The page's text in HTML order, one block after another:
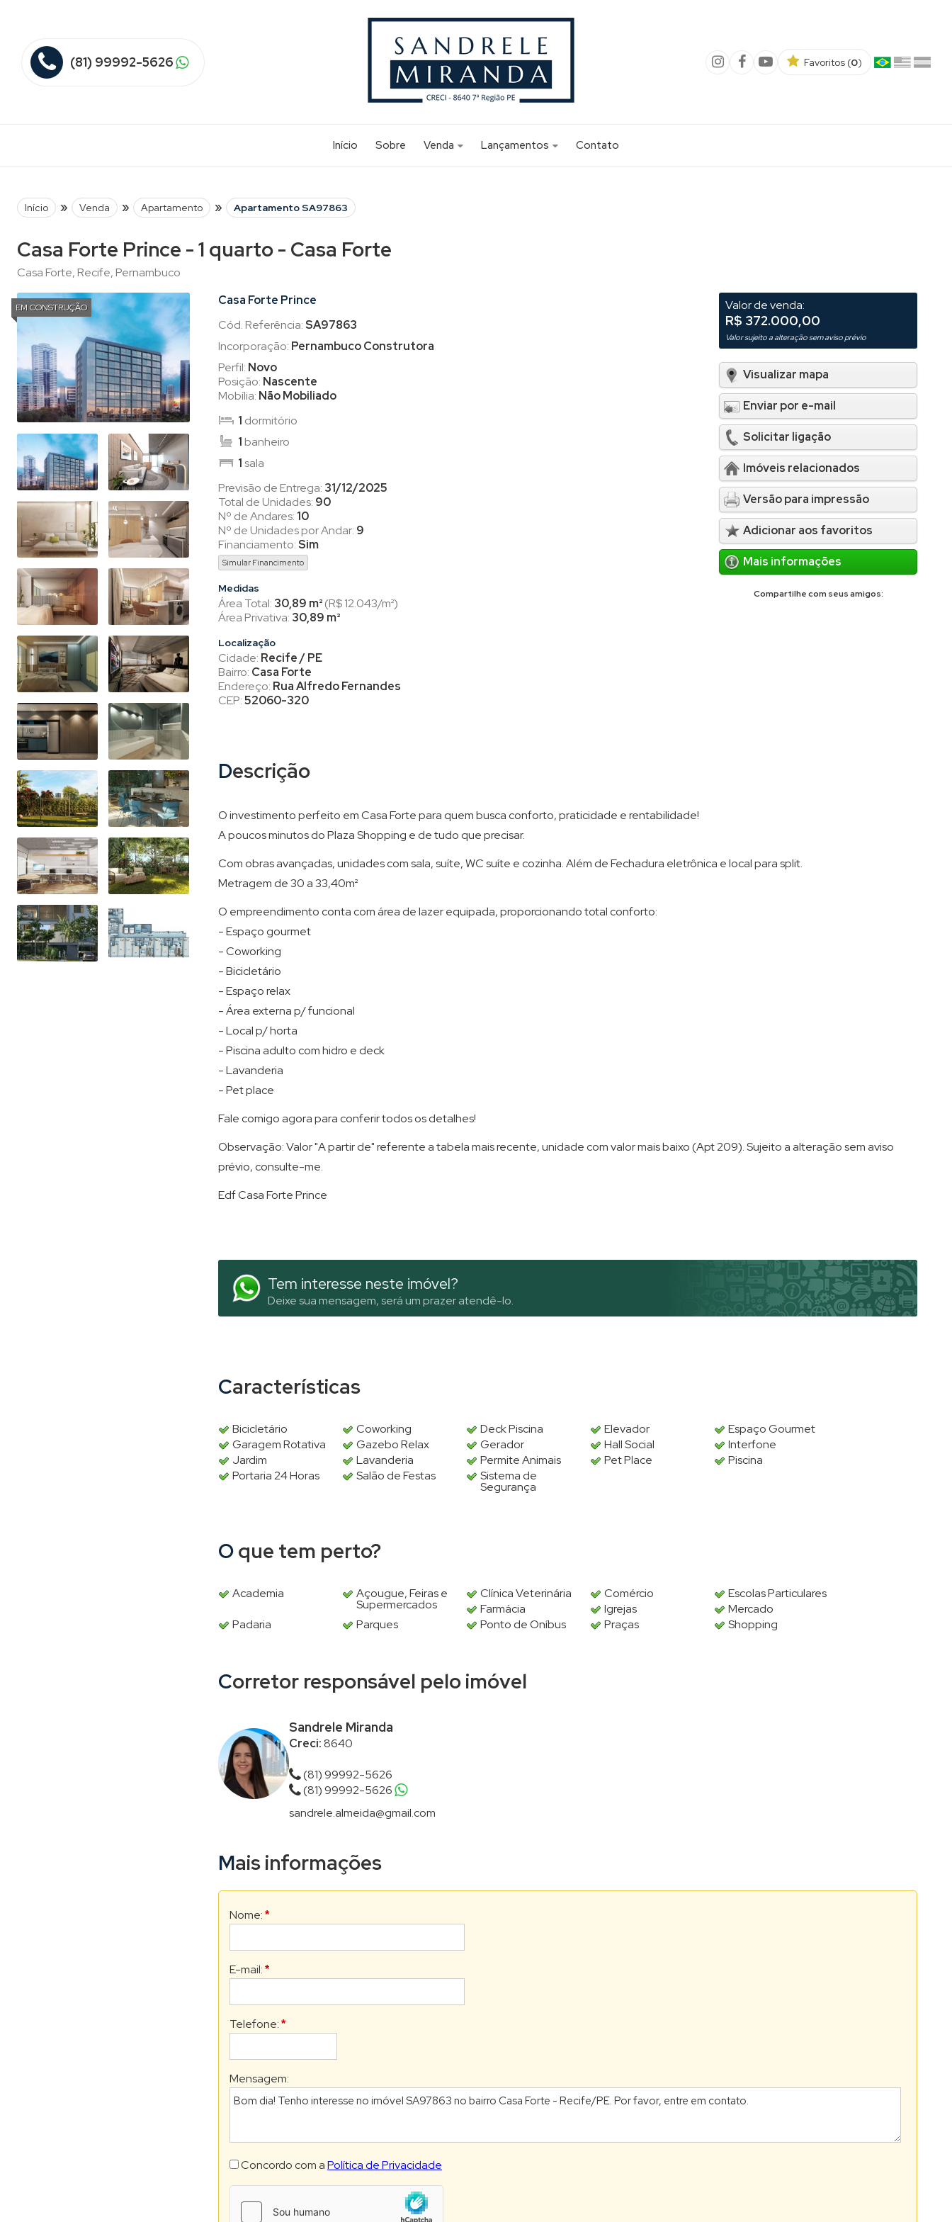
(81) 99992-5626 Favoritos (0)
Início Sobre
Venda
Lançamentos
Contato
Início » Venda » Apartamento » Apartamento SA97863
Casa Forte Prince - 1 quarto - Casa Forte
Casa Forte, Recife, Pernambuco
EM CONSTRUÇÃO
Casa Forte Prince
Cód. Referência:SA97863
Incorporação: Pernambuco Construtora
Perfil: Novo
Posição: Nascente
Mobília: Não Mobiliado
1 dormitório
1banheiro
1 sala
Previsão de Entrega: 31/12/2025
Total de Unidades: 90
Nº de Andares: 10
Nº de Unidades por Andar: 9
Financiamento:Sim
Simular Financimento
Medidas
Área Total: 30,89 m²(R$ 12.043/m²)
Área Privativa: 30,89 m²
Localização
Cidade: Recife / PE
Bairro: Casa Forte
Endereço: Rua Alfredo Fernandes
CEP:52060-320
Valor de venda:
R$ 372.000,00
Valor sujeito a alteração sem aviso prévio
Visualizar mapa
Enviar por e-mail
Solicitar ligação
Imóveis relacionados
Versão para impressão
Adicionar aos favoritos
Mais informações
Compartilhe com seus amigos:
Descrição
O investimento perfeito em Casa Forte para quem busca conforto, praticidade e rentabilidade!
A poucos minutos do Plaza Shopping e de tudo que precisar.
Com obras avançadas, unidades com sala, suíte, WC suíte e cozinha. Além de Fechadura eletrônica e local para split.
Metragem de 30 a 33,40m²
O empreendimento conta com área de lazer equipada, proporcionando total conforto:
- Espaço gourmet
- Coworking
- Bicicletário
- Espaço relax
- Área externa p/ funcional
- Local p/ horta
- Piscina adulto com hidro e deck
- Lavanderia
- Pet place
Fale comigo agora para conferir todos os detalhes!
Observação: Valor "A partir de" referente a tabela mais recente, unidade com valor mais baixo (Apt 209). Sujeito a alteração sem aviso
prévio, consulte-me.
Edf Casa Forte Prince
Tem interesse neste imóvel?
Deixe sua mensagem, será um prazer atendê-lo.
Características
Bicicletário Coworking Deck Piscina Elevador
Espaço Gourmet
Garagem Rotativa
Gazebo Relax Gerador Hall Social
Interfone
Jardim
Lavanderia Permite Animais Pet Place
Piscina
Portaria 24 Horas
Salão de Festas Sistema de
Segurança
O que tem perto?
Academia Açougue, Feiras e
Supermercados
Clínica Veterinária Comércio
Escolas Particulares
Farmácia
Igrejas
Mercado
Padaria
Parques Ponto de Oníbus Praças Shopping
Corretor responsável pelo imóvel
Sandrele Miranda
Creci:8640
(81) 99992-5626
(81) 99992-5626
sandrele.almeida@gmail.com
Mais informações
Nome: *
E-mail: *
Telefone: *
Mensagem:
Concordo com aPolítica de Privacidade